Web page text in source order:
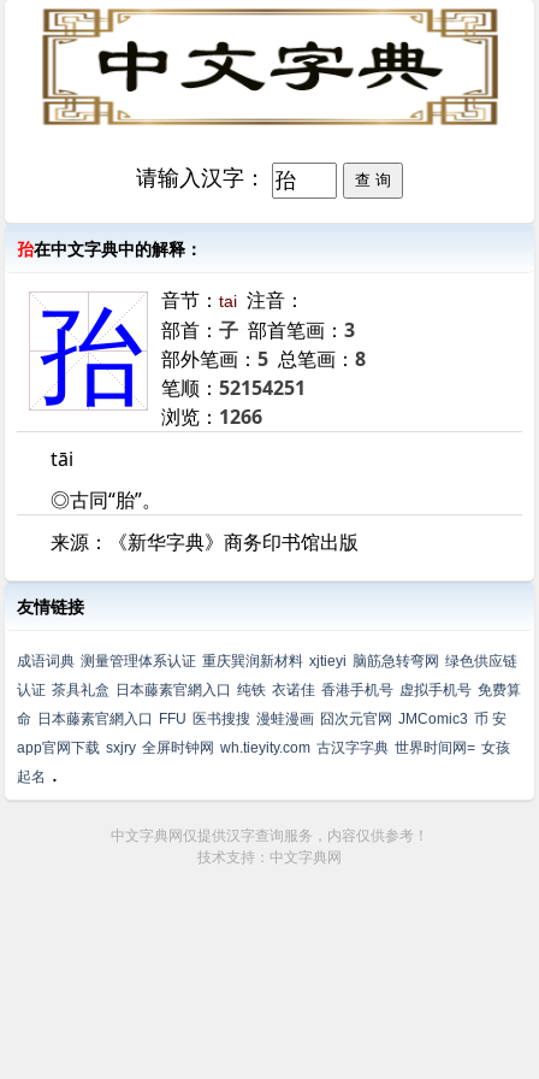
请输入汉字：
孡在中文字典中的解释：
孡 音节：tai 注音：
部首：子 部首笔画：3
部外笔画：5 总笔画：8
笔顺：52154251
浏览： 1266
tāi
◎古同“胎”。
来源：《新华字典》商务印书馆出版
友情链接
成语词典 测量管理体系认证 重庆巽润新材料 xjtieyi 脑筋急转弯网 绿色供应链
认证 茶具礼盒 日本藤素官網入口 纯铁 衣诺佳 香港手机号 虚拟手机号 免费算
命 日本藤素官網入口 FFU 医书搜搜 漫蛙漫画 囧次元官网 JMComic3 币 安
app官网下载 sxjry 全屏时钟网 wh.tieyity.com 古汉字字典 世界时间网= 女孩
起名 .
中文字典网仅提供汉字查询服务，内容仅供参考！
技术支持：中文字典网